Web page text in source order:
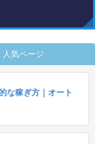
人気ページ
な稼ぎ方｜オート